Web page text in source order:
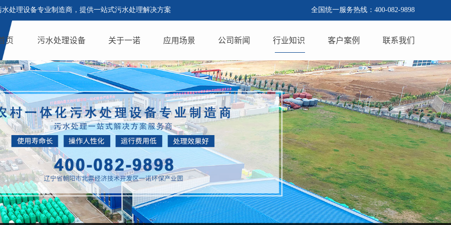
水处理设备专业制造商，提供一站式污水处理解决方案 全国统一服务热线：400-082-9898
页 污水处理设备 关于一诺 应用场景 公司新闻 行业知识 客户案例 联系我们